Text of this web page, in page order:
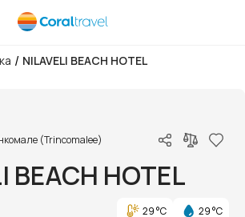
/ NILAVELI BEACH HOTEL
(Trincomalee)
BEACH HOTEL
29 °C
29 °C